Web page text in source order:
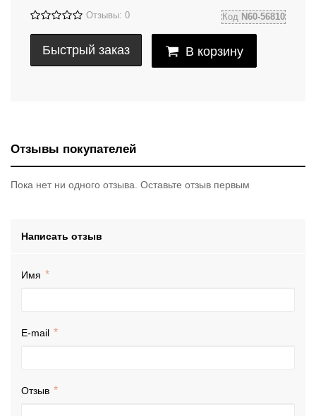
Отзывы: 0 Код N60-56810
Быстрый заказ В корзину
Отзывы покупателей
Пока нет ни одного отзыва. Оставьте отзыв первым
Написать отзыв
Имя
E-mail
Отзыв